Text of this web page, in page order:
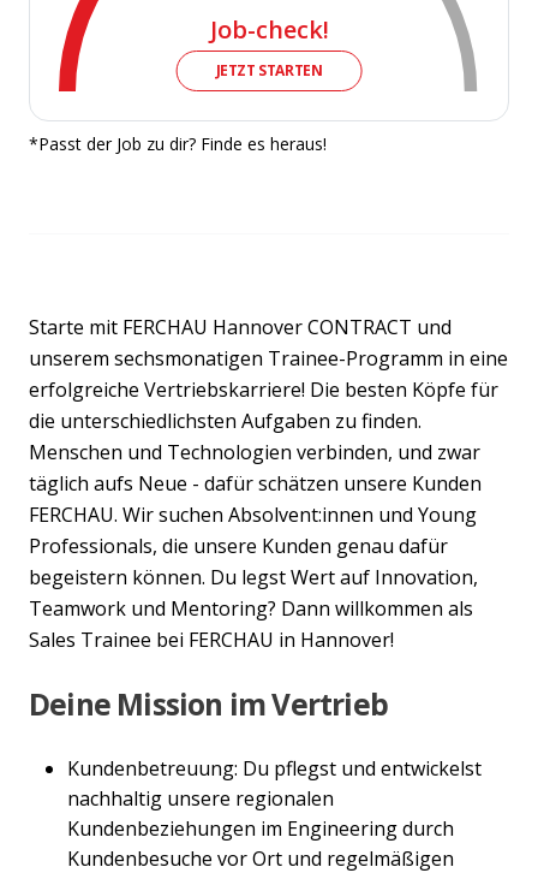
Job-check!
JETZT STARTEN
*Passt der Job zu dir? Finde es heraus!
Starte mit FERCHAU Hannover CONTRACT und
unserem sechsmonatigen Trainee-Programm in eine
erfolgreiche Vertriebskarriere! Die besten Köpfe für
die unterschiedlichsten Aufgaben zu finden.
Menschen und Technologien verbinden, und zwar
täglich aufs Neue - dafür schätzen unsere Kunden
FERCHAU. Wir suchen Absolvent:innen und Young
Professionals, die unsere Kunden genau dafür
begeistern können. Du legst Wert auf Innovation,
Teamwork und Mentoring? Dann willkommen als
Sales Trainee bei FERCHAU in Hannover!
Deine Mission im Vertrieb
Kundenbetreuung: Du pflegst und entwickelst
nachhaltig unsere regionalen
Kundenbeziehungen im Engineering durch
Kundenbesuche vor Ort und regelmäßigen